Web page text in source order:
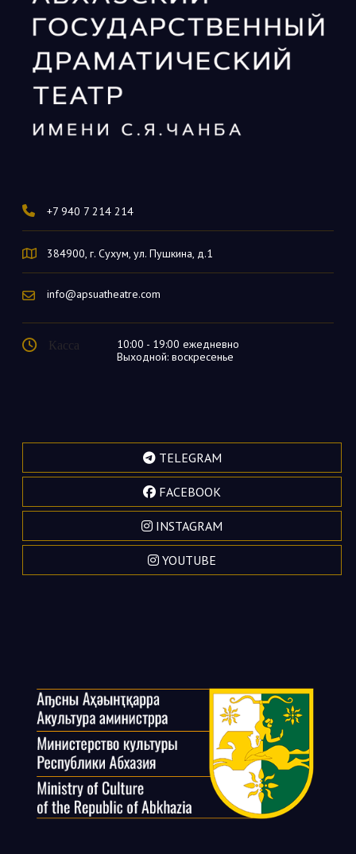
+7 940 7 214 214
384900, г. Сухум, ул. Пушкина, д.1
info@apsuatheatre.com
Касса
10:00 - 19:00 ежедневно
Выходной: воскресенье
TELEGRAM
FACEBOOK
INSTAGRAM
YOUTUBE